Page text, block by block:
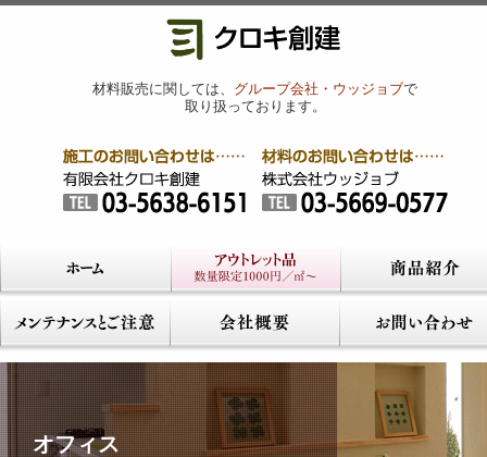
材料販売に関しては、 グループ会社・ウッジョブで
取り扱っております。
オフィス